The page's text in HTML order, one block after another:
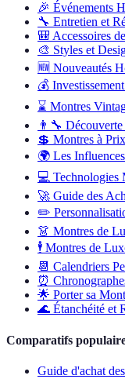
🎉 Événements
🔧 Entretien et
🎒 Accessoires
🎨 Styles et
🆕 Nouveautés
💰
⌛ Montres
👨‍🔧 Découverte
💲 Montres à
🌍 Les
💻 Technologies
🚀 Guide des
✏️
👗 Montres de
🕴️ Montres de
📆 Calendriers
⏰
🌟 Porter sa
🌊 Étanchéité et
Comparatifs
Guide d'achat